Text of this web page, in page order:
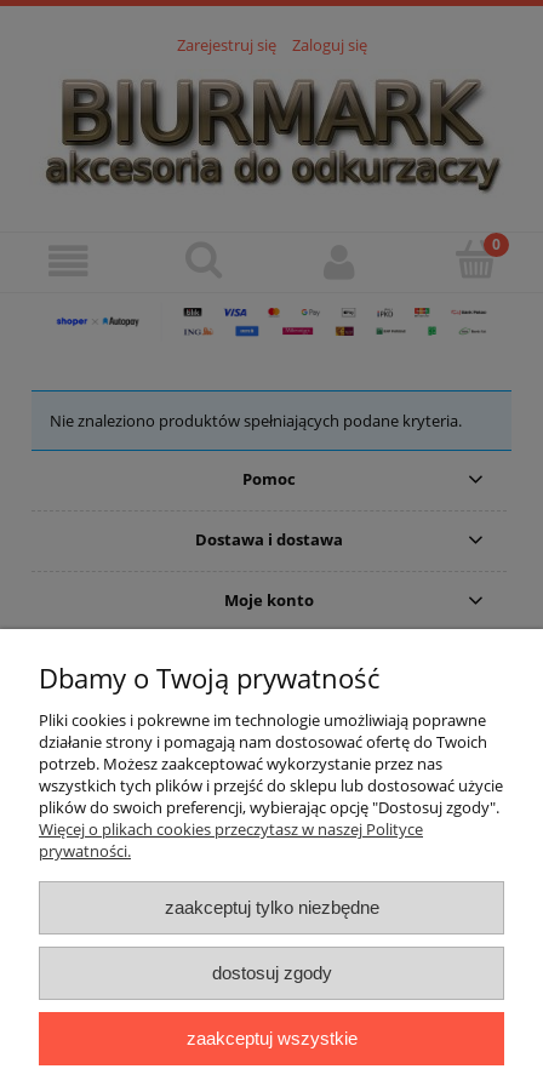
Zarejestruj się Zaloguj się
Nie znaleziono produktów spełniających podane kryteria.
Pomoc
Dostawa i dostawa
Moje konto
O firmie
Użycie nazw marek i typów, np. odkurzaczy lub akcesoriów do
odkurzaczy, ma charakter tylko i wyłącznie porównawczo -
informacyjny.
accessories for vacuum cleaners, is a only comparatively -
information.
Dbamy o Twoją prywatność
Pliki cookies i pokrewne im technologie umożliwiają poprawne
działanie strony i pomagają nam dostosować ofertę do Twoich
potrzeb. Możesz zaakceptować wykorzystanie przez nas
wszystkich tych plików i przejść do sklepu lub dostosować użycie
plików do swoich preferencji, wybierając opcję "Dostosuj zgody".
Więcej o plikach cookies przeczytasz w naszej Polityce
prywatności.
zaakceptuj tylko niezbędne
dostosuj zgody
zaakceptuj wszystkie